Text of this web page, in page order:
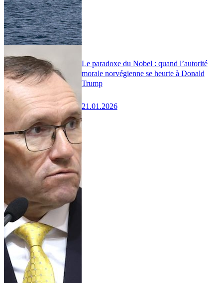
Le paradoxe du Nobel : quand l’autorité
morale norvégienne se heurte à Donald
Trump
21.01.2026